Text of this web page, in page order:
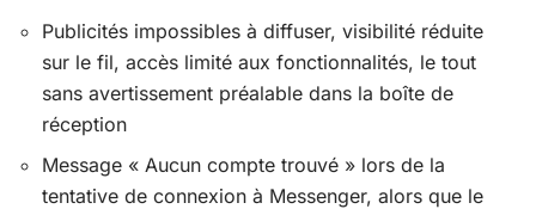
Publicités impossibles à diffuser, visibilité réduite
sur le fil, accès limité aux fonctionnalités, le tout
sans avertissement préalable dans la boîte de
réception
Message « Aucun compte trouvé » lors de la
tentative de connexion à Messenger, alors que le